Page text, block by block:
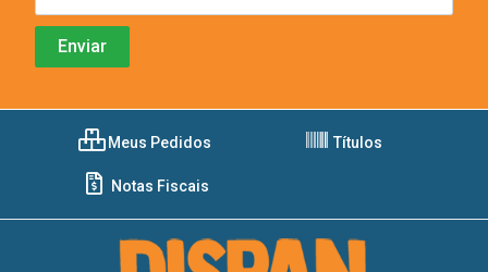
Meus Pedidos Títulos
Notas Fiscais